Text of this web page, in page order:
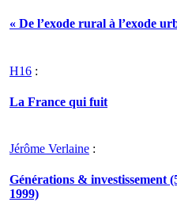
« De l’exode rural à l’exode
H16 :
La France qui fuit
Jérôme Verlaine :
Générations & investissement
1999)